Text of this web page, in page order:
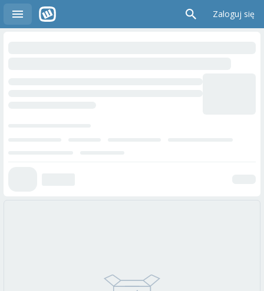
Zaloguj się